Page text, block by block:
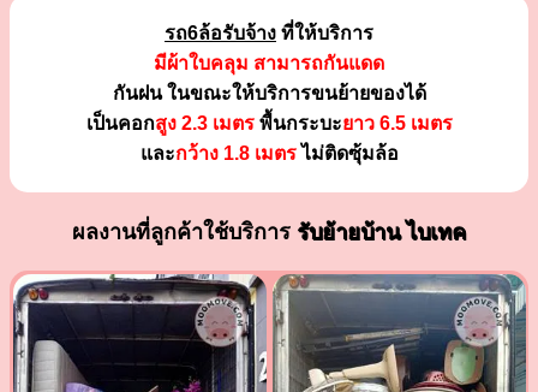
รถ6ล้อรับจ้าง ที่ให้บริการ
มีผ้าใบคลุม สามารถกันแดด
กันฝน ในขณะให้บริการขนย้ายของได้
เป็นคอกสูง 2.3 เมตรพื้นกระบะยาว 6.5 เมตร
และกว้าง 1.8 เมตรไม่ติดซุ้มล้อ
ผลงานที่ลูกค้าใช้บริการ รับย้ายบ้าน ไบเทค